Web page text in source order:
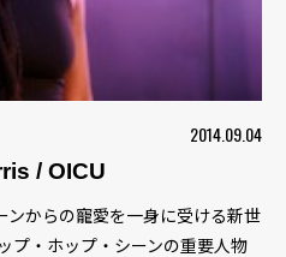
2014.09.04
/ OICU
ンからの寵愛を一身に受ける新世
プ・ホップ・シーンの重要人物